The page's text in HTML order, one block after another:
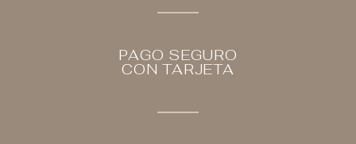
PAGO SEGURO
CON TARJETA